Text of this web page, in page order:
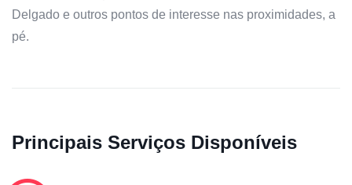
Delgado e outros pontos de interesse nas proximidades, a
pé.
Principais Serviços Disponíveis